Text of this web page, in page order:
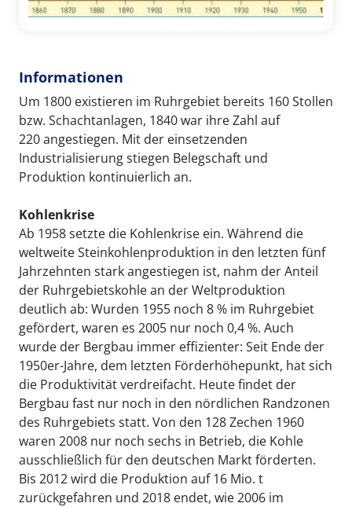
Informationen
Um 1800 existieren im Ruhrgebiet bereits 160 Stollen
bzw. Schachtanlagen, 1840 war ihre Zahl auf
220 angestiegen. Mit der einsetzenden
Industrialisierung stiegen Belegschaft und
Produktion kontinuierlich an.
Kohlenkrise
Ab 1958 setzte die Kohlenkrise ein. Während die
weltweite Steinkohlenproduktion in den letzten fünf
Jahrzehnten stark angestiegen ist, nahm der Anteil
der Ruhrgebietskohle an der Weltproduktion
deutlich ab: Wurden 1955 noch 8 % im Ruhrgebiet
gefördert, waren es 2005 nur noch 0,4 %. Auch
wurde der Bergbau immer effizienter: Seit Ende der
1950er-Jahre, dem letzten Förderhöhepunkt, hat sich
die Produktivität verdreifacht. Heute findet der
Bergbau fast nur noch in den nördlichen Randzonen
des Ruhrgebiets statt. Von den 128 Zechen 1960
waren 2008 nur noch sechs in Betrieb, die Kohle
ausschließlich für den deutschen Markt förderten.
Bis 2012 wird die Produktion auf 16 Mio. t
zurückgefahren und 2018 endet, wie 2006 im